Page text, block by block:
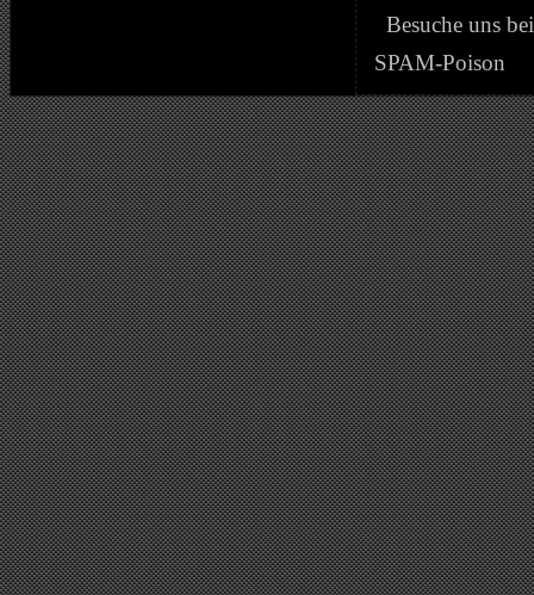
Besuche uns
SPAM-Poison